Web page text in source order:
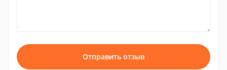
Отправить отзыв